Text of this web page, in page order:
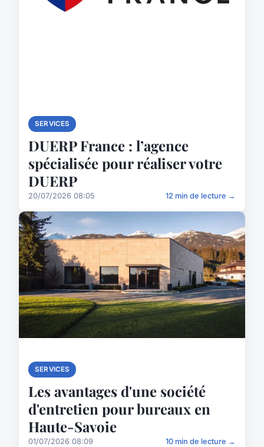
SERVICES
DUERP France : l’agence
spécialisée pour réaliser votre
DUERP
20/07/2026 08:05 12 min de lecture →
SERVICES
Les avantages d'une société
d'entretien pour bureaux en
Haute-Savoie
01/07/2026 08:09 10 min de lecture →